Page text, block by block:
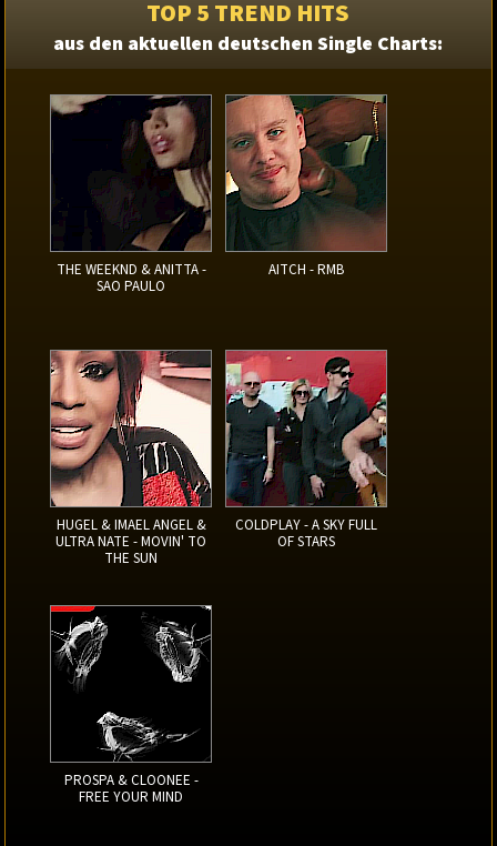
TOP 5 TREND HITS
aus den aktuellen deutschen Single Charts:
THE WEEKND & ANITTA -
SAO PAULO
AITCH - RMB
HUGEL & IMAEL ANGEL &
ULTRA NATE - MOVIN' TO
THE SUN
COLDPLAY - A SKY FULL
OF STARS
PROSPA & CLOONEE -
FREE YOUR MIND